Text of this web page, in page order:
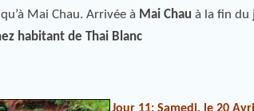
Mai Chau. Arrivée à Mai Chau à la fin du
habitant de Thai Blanc